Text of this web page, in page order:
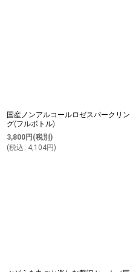
国産ノンアルコールロゼスパークリン
グ(フルボトル)
3,800円 (税別)
(税込 : 4,104円)